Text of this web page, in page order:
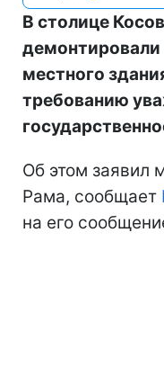
В столице
местного
требованию
Об этом заявил
Рама, сообщает
на его